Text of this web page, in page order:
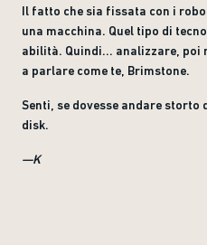
Il fatto che sia fissata con i
una macchina. Quel tipo di
abilità. Quindi... analizzare, poi
a parlare come te, Brimstone.
Senti, se dovesse andare
disk.
—K